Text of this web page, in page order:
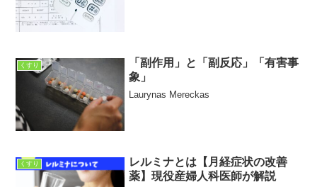
くすり
「副作用」と「副反応」「有害事
象」
Laurynas Mereckas
くすり
レルミナとは【月経症状の改善
薬】現役産婦人科医師が解説